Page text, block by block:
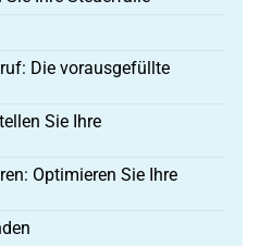
Die vorausgefüllte
Sie Ihre
Optimieren Sie Ihre